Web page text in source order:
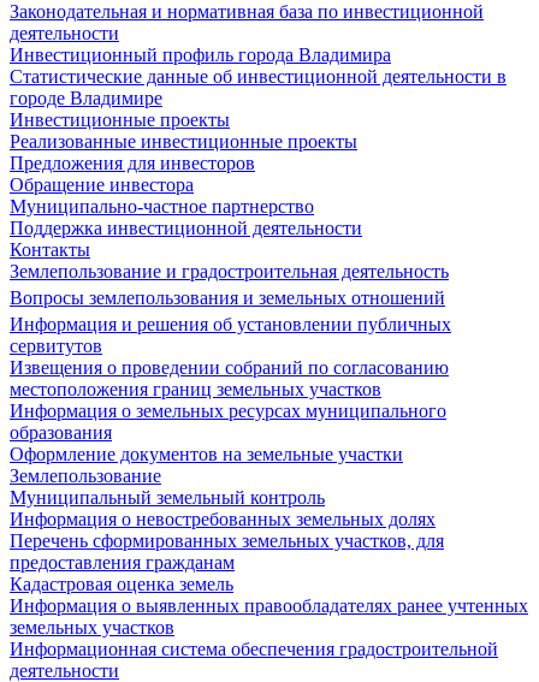
Законодательная и нормативная база по инвестиционной
деятельности
Инвестиционный профиль города Владимира
Статистические данные об инвестиционной деятельности в
городе Владимире
Инвестиционные проекты
Реализованные инвестиционные проекты
Предложения для инвесторов
Обращение инвестора
Муниципально-частное партнерство
Поддержка инвестиционной деятельности
Контакты
Землепользование и градостроительная деятельность
Вопросы землепользования и земельных отношений
Информация и решения об установлении публичных
сервитутов
Извещения о проведении собраний по согласованию
местоположения границ земельных участков
Информация о земельных ресурсах муниципального
образования
Оформление документов на земельные участки
Землепользование
Муниципальный земельный контроль
Информация о невостребованных земельных долях
Перечень сформированных земельных участков, для
предоставления гражданам
Кадастровая оценка земель
Информация о выявленных правообладателях ранее учтенных
земельных участков
Информационная система обеспечения градостроительной
деятельности